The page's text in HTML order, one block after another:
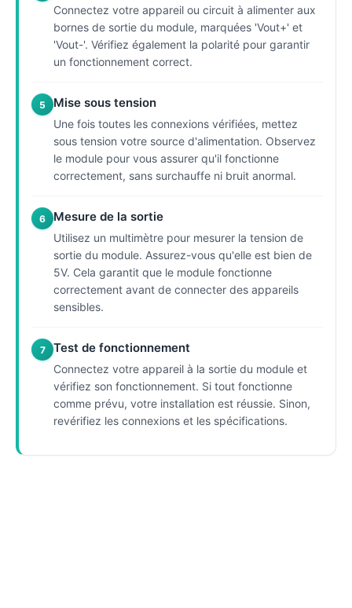
Connectez votre appareil ou circuit à alimenter aux
bornes de sortie du module, marquées 'Vout+' et
'Vout-'. Vérifiez également la polarité pour garantir
un fonctionnement correct.
5 Mise sous tension
Une fois toutes les connexions vérifiées, mettez
sous tension votre source d'alimentation. Observez
le module pour vous assurer qu'il fonctionne
correctement, sans surchauffe ni bruit anormal.
6 Mesure de la sortie
Utilisez un multimètre pour mesurer la tension de
sortie du module. Assurez-vous qu'elle est bien de
5V. Cela garantit que le module fonctionne
correctement avant de connecter des appareils
sensibles.
7 Test de fonctionnement
Connectez votre appareil à la sortie du module et
vérifiez son fonctionnement. Si tout fonctionne
comme prévu, votre installation est réussie. Sinon,
revérifiez les connexions et les spécifications.